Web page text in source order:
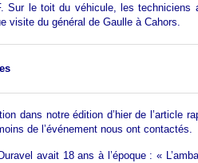
Sur le toit du véhicule, les
visite du général de Gaulle à Cahors.
dans notre édition d’hier de l’article
de l’événement nous ont contactés.
avait 18 ans à l’époque : «